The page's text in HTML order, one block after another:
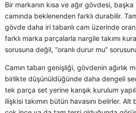
Bir markanın kısa ve ağır gövdesi,
camında beklenenden farklı durabilir.
gövde daha iri tabanlı cam üzerinde
farklı marka parçalarla nargile takımı
sorusuna değil, “oranlı durur mu”
Camın taban genişliği, gövdenin ağırlık
birlikte düşünüldüğünde daha dengeli
tek parça set yerine karışık kurulum
ilişkisi takımın bütün havasını belirler. Alt